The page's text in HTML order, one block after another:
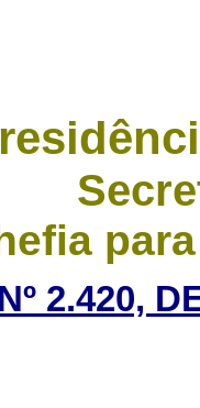
2.420,